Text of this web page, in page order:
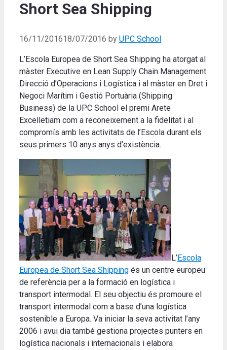
Short Sea Shipping
16/11/201618/07/2016 by UPC School
L’Escola Europea de Short Sea Shipping ha atorgat al
màster Executive en Lean Supply Chain Management.
Direcció d’Operacions i Logística i al màster en Dret i
Negoci Marítim i Gestió Portuària (Shipping
Business) de la UPC School el premi Arete
Excelletiam com a reconeixement a la fidelitat i al
compromís amb les activitats de l’Escola durant els
seus primers 10 anys anys d’existència.
L’Escola
Europea de Short Sea Shipping és un centre europeu
de referència per a la formació en logística i
transport intermodal. El seu objectiu és promoure el
transport intermodal com a base d’una logística
sostenible a Europa. Va iniciar la seva activitat l’any
2006 i avui dia també gestiona projectes punters en
logística nacionals i internacionals i elabora